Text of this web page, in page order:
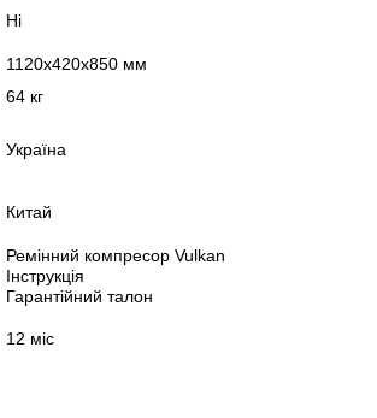
Ні
1120x420x850 мм
64 кг
Україна
Китай
Ремінний компресор Vulkan
Інструкція
Гарантійний талон
12 міс